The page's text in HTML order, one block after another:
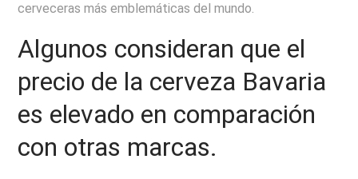
cerveceras más emblemáticas del mundo.
Algunos consideran que el
precio de la cerveza Bavaria
es elevado en comparación
con otras marcas.